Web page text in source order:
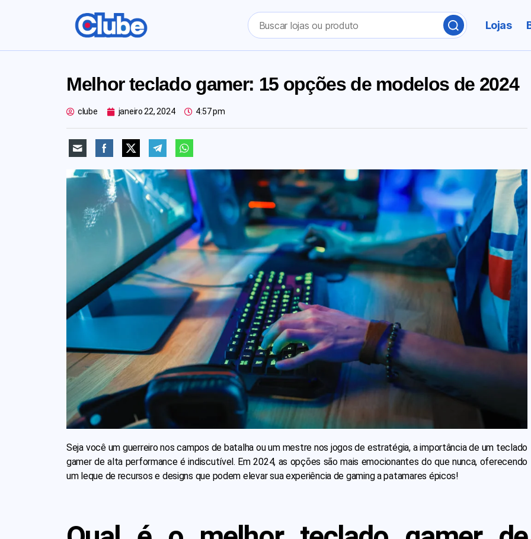
Lojas
Melhor teclado gamer: 15 opções de modelos de 2024
clube janeiro 22, 2024 4:57 pm
Seja você um guerreiro nos campos de batalha ou um mestre nos jogos de estratégia, a importância de um teclado
gamer de alta performance é indiscutível. Em 2024, as opções são mais emocionantes do que nunca, oferecendo
um leque de recursos e designs que podem elevar sua experiência de gaming a patamares épicos!